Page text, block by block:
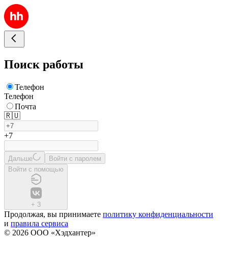
Поиск работы
Телефон
Телефон
Почта
🇷🇺
+7
Дальше
Войти с паролем
Войти с помощью
+ 3
Продолжая, вы принимаете политику конфиденциальности
и правила сервиса
© 2026 ООО «Хэдхантер»